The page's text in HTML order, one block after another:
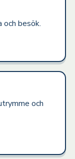
och besök.
och